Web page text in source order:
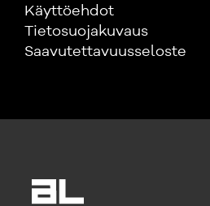
Käyttöehdot
Tietosuojakuvaus
Saavutettavuusseloste